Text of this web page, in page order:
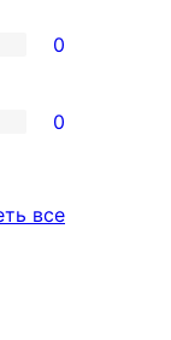
0
0
всеотзывы